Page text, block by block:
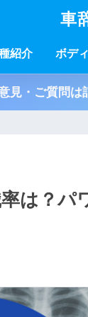
車
紹介 ボデ
見・ご質問は
は？パ